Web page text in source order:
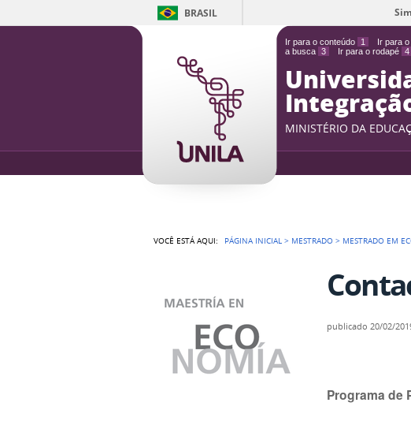
Ir para o conteúdo 1 Ir para
a busca 3 Ir para o rodapé 4
BRASIL
MINISTÉRIO DA
VOCÊ ESTÁ AQUI: PÁGINA INICIAL > MESTRADO > MESTRADO EM
publicado 20/02/
Programa de